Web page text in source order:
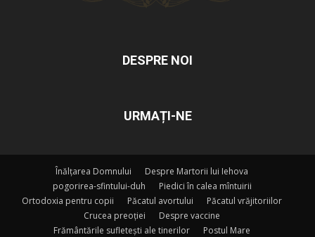
DESPRE NOI
URMAȚI-NE
Înălțarea Domnului
Despre Martorii lui Iehova
pogorirea-sfintului-duh
Piedici în calea mîntuirii
Ortodoxia pentru copii
Păcatul avortului
Păcatul vrăjitoriilor
Crucea preoției
Despre vaccine
Frământările sufletești ale tinerilor
Postul Mare